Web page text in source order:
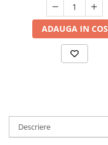
Hote bucatarie
Consumabile
Hote cupolare
Hote telescopice
Hote traditionale
ADAUGA IN COS
Descriere